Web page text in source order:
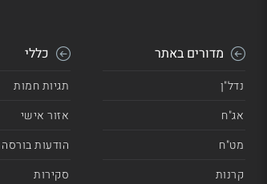
מדורים באתר
נדל"ן
אג"ח
מט"ח
קרנות
כללי
תגיות חמות
אזור אישי
הודעות בורסה
סקירות